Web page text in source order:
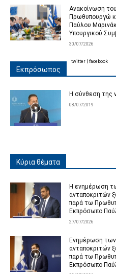
Ανακοίνωση
Πρωθυπουργώ
Παύλου
Υπουργικού
30/07/2026
Εκπρόσωπος
Η σύνθεση της
08/07/2019
twitter facebook
Κύρια θέματα
Η ενημέρωση
ανταποκριτών
παρά τω
Εκπρόσωπο
27/07/2026
Ενημέρωση των
ανταποκριτών
παρά τω
Εκπρόσωπο